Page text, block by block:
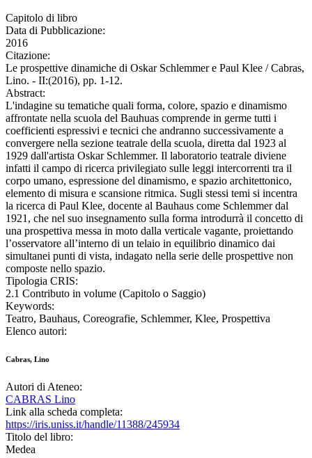
Capitolo di libro
Data di Pubblicazione:
2016
Citazione:
Le prospettive dinamiche di Oskar Schlemmer e Paul Klee / Cabras,
Lino. - II:(2016), pp. 1-12.
Abstract:
L'indagine su tematiche quali forma, colore, spazio e dinamismo
affrontate nella scuola del Bauhuas comprende in germe tutti i
coefficienti espressivi e tecnici che andranno successivamente a
convergere nella sezione teatrale della scuola, diretta dal 1923 al
1929 dall'artista Oskar Schlemmer. Il laboratorio teatrale diviene
infatti il campo di ricerca privilegiato sulle leggi intercorrenti tra il
corpo umano, espressione del dinamismo, e spazio architettonico,
elemento di misura e scansione ritmica. Sugli stessi temi si incentra
la ricerca di Paul Klee, docente al Bauhaus come Schlemmer dal
1921, che nel suo insegnamento sulla forma introdurrà il concetto di
una prospettiva messa in moto dalla verticale vagante, proiettando
l’osservatore all’interno di un telaio in equilibrio dinamico dai
simultanei punti di vista, indagato nella serie delle prospettive non
composte nello spazio.
Tipologia CRIS:
2.1 Contributo in volume (Capitolo o Saggio)
Keywords:
Teatro, Bauhaus, Coreografie, Schlemmer, Klee, Prospettiva
Elenco autori:
Cabras, Lino
Autori di Ateneo:
CABRAS Lino
Link alla scheda completa:
https://iris.uniss.it/handle/11388/245934
Titolo del libro:
Medea